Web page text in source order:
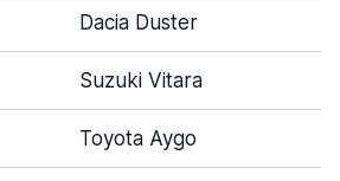
Dacia Duster
Suzuki Vitara
Toyota Aygo